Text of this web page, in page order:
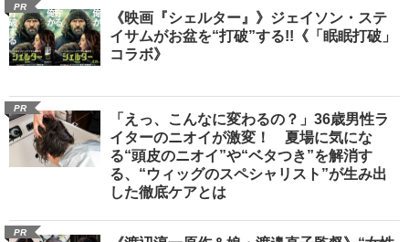
PR
《映画『シェルター』》ジェイソン・ステ
イサムがお盆を“打破”する!!《「眠眠打破」
コラボ》
PR
「えっ、こんなに変わるの？」36歳男性ラ
イターのニオイが激変！ 夏場に気にな
る“頭皮のニオイ”や“ベタつき”を解消す
る、“ウィッグのスペシャリスト”が生み出
した徹底ケアとは
PR